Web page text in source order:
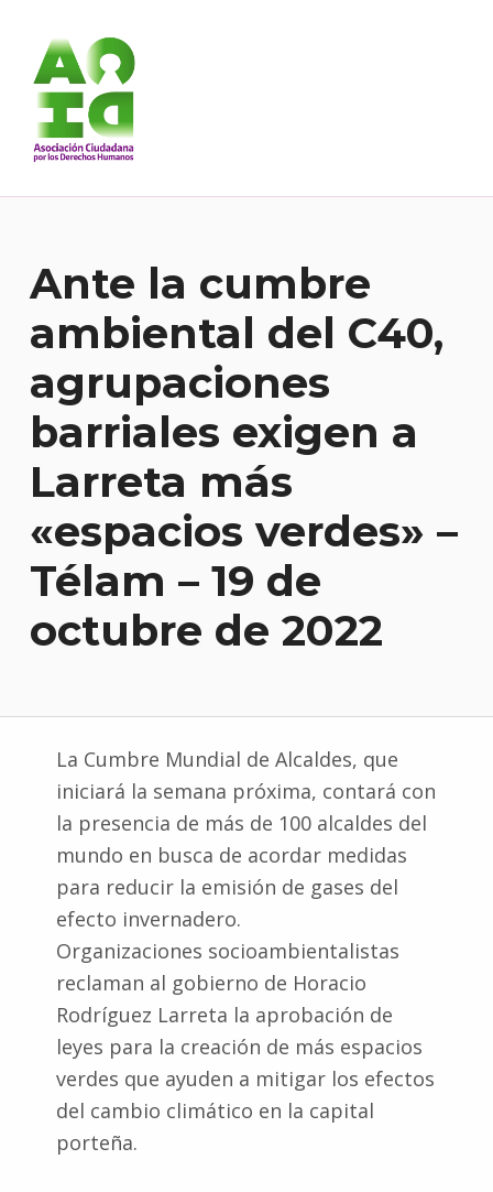
Ante la cumbre
ambiental del C40,
agrupaciones
barriales exigen a
Larreta más
«espacios verdes» –
Télam – 19 de
octubre de 2022
La Cumbre Mundial de Alcaldes, que
iniciará la semana próxima, contará con
la presencia de más de 100 alcaldes del
mundo en busca de acordar medidas
para reducir la emisión de gases del
efecto invernadero.
Organizaciones socioambientalistas
reclaman al gobierno de Horacio
Rodríguez Larreta la aprobación de
leyes para la creación de más espacios
verdes que ayuden a mitigar los efectos
del cambio climático en la capital
porteña.